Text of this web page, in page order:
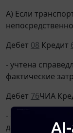
А) Если
Дебет 08 Кредит
- учтена
фактические
Дебет 76ЧИА
- сформирована
дату передачи